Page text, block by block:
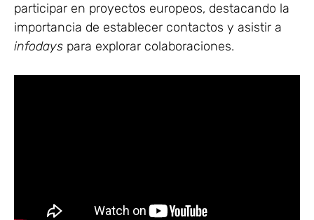
participar en proyectos europeos, destacando la
importancia de establecer contactos y asistir a
infodays para explorar colaboraciones.